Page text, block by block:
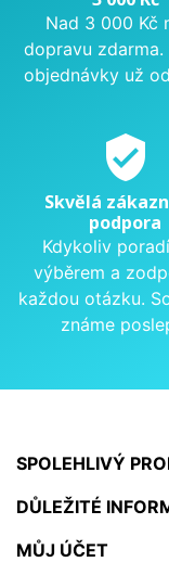
Nad 3 000 Kč
dopravu zdarma.
objednávky už
verified_user
Skvělá
podpora
Kdykoliv
výběrem a
každou otázku.
známe
SPOLEHLIVÝ
DŮLEŽITÉ
MŮJ ÚČET